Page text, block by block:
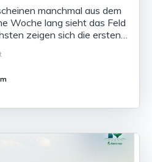
manchmal aus dem
Woche lang sieht das Feld
zeigen sich die ersten
Episoden sind niemals
gleichzeitig erfüllt sein: -